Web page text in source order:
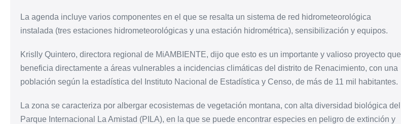
La agenda incluye varios componentes en el que se resalta un sistema de red hidrometeorológica
instalada (tres estaciones hidrometeorológicas y una estación hidrométrica), sensibilización y equipos.
Krislly Quintero, directora regional de MiAMBIENTE, dijo que esto es un importante y valioso proyecto que
beneficia directamente a áreas vulnerables a incidencias climáticas del distrito de Renacimiento, con una
población según la estadística del Instituto Nacional de Estadística y Censo, de más de 11 mil habitantes.
La zona se caracteriza por albergar ecosistemas de vegetación montana, con alta diversidad biológica del
Parque Internacional La Amistad (PILA), en la que se puede encontrar especies en peligro de extinción y